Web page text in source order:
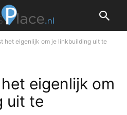
het eigenlijk om je linkbuilding uit te
eigenlijk om
uit te